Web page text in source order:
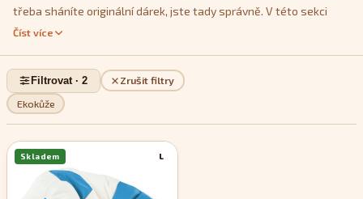
třeba sháníte originální dárek, jste tady správně. V této sekci
vám nabízíme sedací pytle designem imitující různé druhy míčů:
z více barevných variant abyste, co nejpřesněji vyhověli vkusu
jejich uživatele a vhodně sladili nový doplněk s ostatním
vybavením interiéru. Sedací vaky ve tvaru míče spolehlivě okouzlí
každého sportovního nadšence a poskytnou perfektní, stylové
místo pro odpočinek po sportovním výkonu nebo sledování
sportovních přenosů.
Číst více
Ekokůže
Zrušit filtry
Filtrovat · 2
L
Skladem